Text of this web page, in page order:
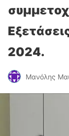
2024.
Μανόλης